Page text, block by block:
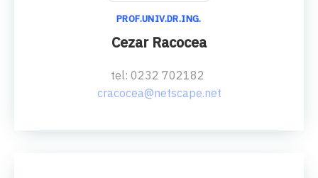
PROF.UNIV.DR.ING.
Cezar Racocea
tel: 0232 702182
cracocea@netscape.net